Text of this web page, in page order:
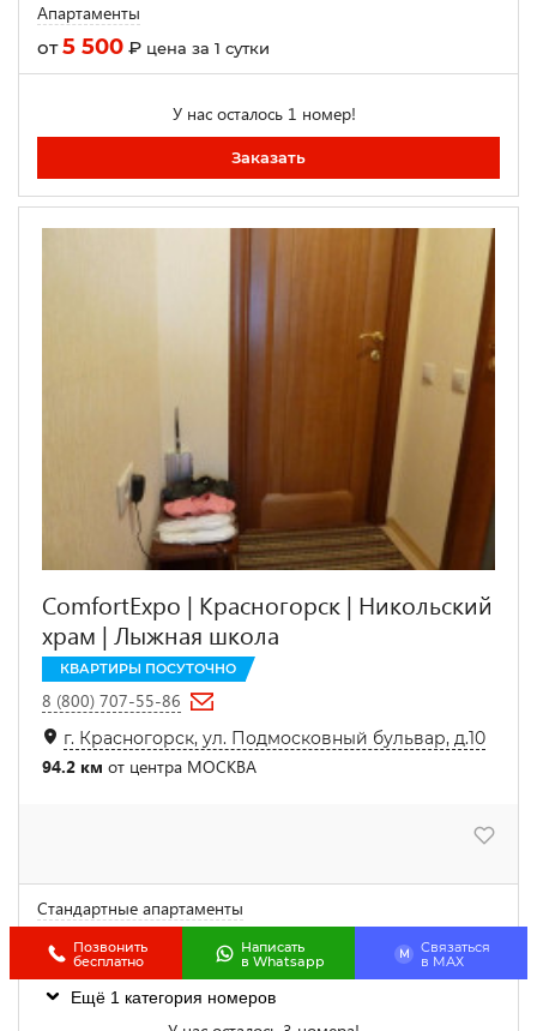
Апартаменты
от5 500 ₽ цена за 1 сутки
У нас осталось 1 номер!
Заказать
ComfortExpo | Красногорск | Никольский
храм | Лыжная школа
КВАРТИРЫ ПОСУТОЧНО
8 (800) 707-55-86
г. Красногорск, ул. Подмосковный бульвар, д.10
94.2 км от центра МОСКВА
Стандартные апартаменты
от
5 800₽ цена за 1 сутки
Ещё 1 категория номеров
Позвонить
бесплатно
Написать
в Whatsapp
M
Связаться
в МАХ